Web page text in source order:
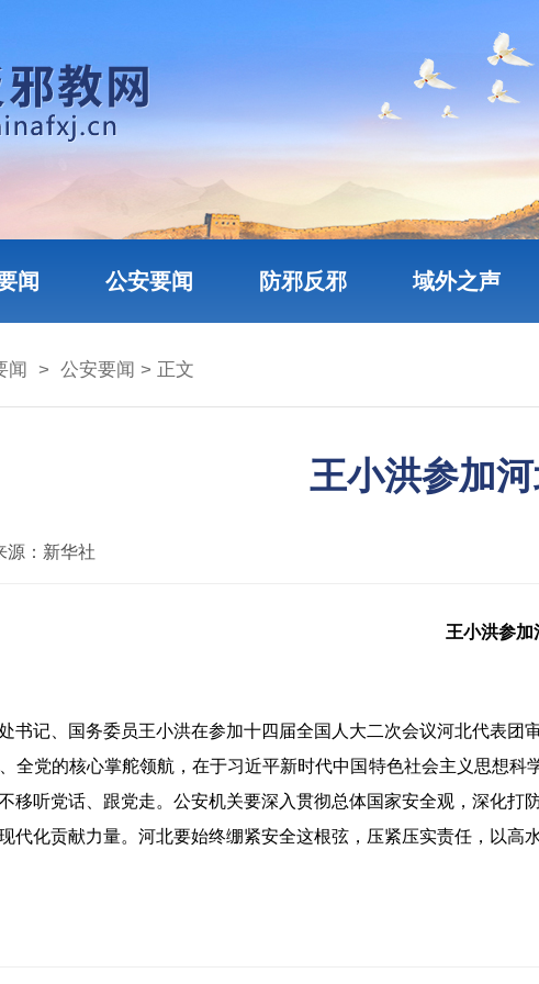
闻 公安要闻 防邪反邪 域外之声
闻 > 公安要闻 > 正文
王小洪参加
源： 新华社
王小洪参加
书记、国务委员王小洪在参加十四届全国人大二次会议河北代表
全党的核心掌舵领航，在于习近平新时代中国特色社会主义思想
移听党话、跟党走。公安机关要深入贯彻总体国家安全观，深化
代化贡献力量。河北要始终绷紧安全这根弦，压紧压实责任，以高